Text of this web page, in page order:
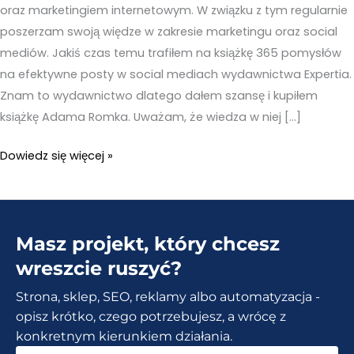
oraz marketingiem internetowym. W związku z tym regularnie
poszerzam swoją więdze w zakresie marketingu oraz social
mediów. Jakiś czas temu trafiłem na książkę 365 pomysłów
na efektywne posty w social mediach wydawnictwa Expertia.
Znam to wydawnictwo dlatego dałem szansę i kupiłem
książkę Adama Romka. Uważam, że wiedza w niej […]
365
na
posty
mediach
Recenzja
Dowiedz się więcej »
Masz projekt, który chcesz
wreszcie ruszyć?
Strona, sklep, SEO, reklamy albo automatyzacja -
opisz krótko, czego potrzebujesz, a wrócę z
konkretnym kierunkiem działania.